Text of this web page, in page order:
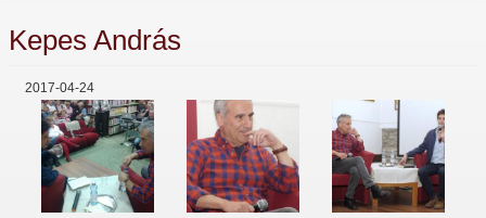
Kepes András
2017-04-24